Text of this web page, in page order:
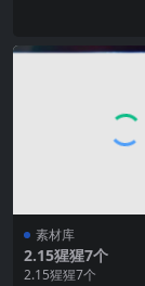
素材库
2.15猩猩7个
2.15猩猩7个